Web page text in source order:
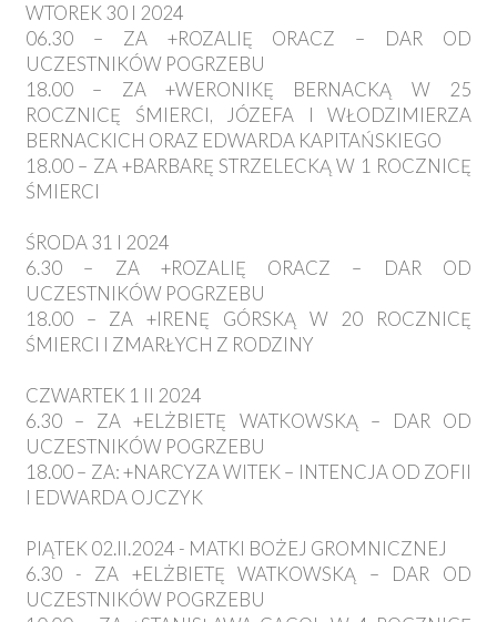
WTOREK 30 I 2024
06.30 – ZA +ROZALIĘ ORACZ – DAR OD
UCZESTNIKÓW POGRZEBU
18.00 – ZA +WERONIKĘ BERNACKĄ W 25
ROCZNICĘ ŚMIERCI, JÓZEFA I WŁODZIMIERZA
BERNACKICH ORAZ EDWARDA KAPITAŃSKIEGO
18.00 – ZA +BARBARĘ STRZELECKĄ W 1 ROCZNICĘ
ŚMIERCI
ŚRODA 31 I 2024
6.30 – ZA +ROZALIĘ ORACZ – DAR OD
UCZESTNIKÓW POGRZEBU
18.00 – ZA +IRENĘ GÓRSKĄ W 20 ROCZNICĘ
ŚMIERCI I ZMARŁYCH Z RODZINY
CZWARTEK 1 II 2024
6.30 – ZA +ELŻBIETĘ WATKOWSKĄ – DAR OD
UCZESTNIKÓW POGRZEBU
18.00 – ZA: +NARCYZA WITEK – INTENCJA OD ZOFII
I EDWARDA OJCZYK
PIĄTEK 02.II.2024 - MATKI BOŻEJ GROMNICZNEJ
6.30 - ZA +ELŻBIETĘ WATKOWSKĄ – DAR OD
UCZESTNIKÓW POGRZEBU